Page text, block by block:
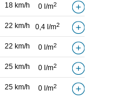
18 km/h 0 l/m2
22 km/h 0,4 l/m2
22 km/h 0 l/m2
25 km/h 0 l/m2
25 km/h 0 l/m2